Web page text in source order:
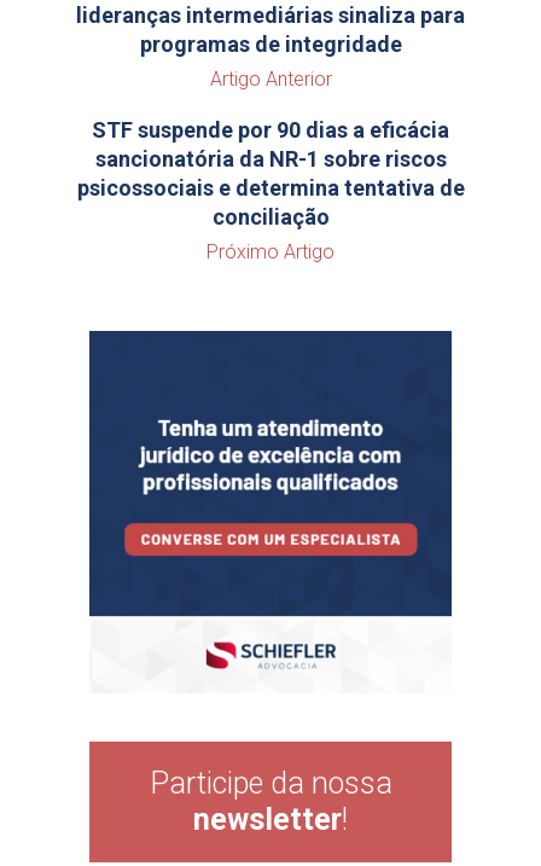
lideranças intermediárias sinaliza para
programas de integridade
Artigo Anterior
STF suspende por 90 dias a eficácia
sancionatória da NR-1 sobre riscos
psicossociais e determina tentativa de
conciliação
Próximo Artigo
Participe da nossa
newsletter!